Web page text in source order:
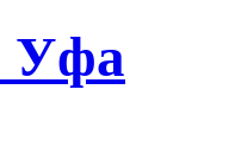
Уфа